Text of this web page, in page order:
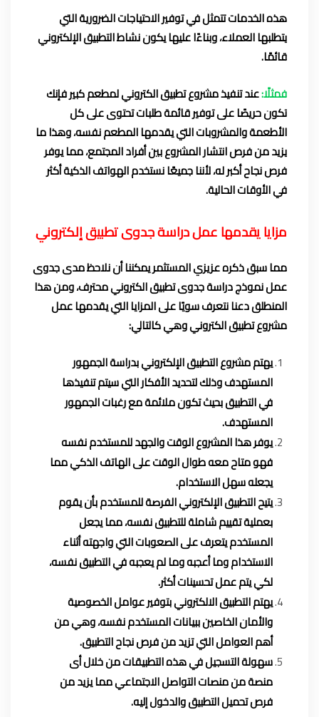
هذه الخدمات تتمثل في توفير الاحتياجات الضرورية التي
يتطلبها العملاء، وبناءًا عليها يكون نشاط التطبيق الإلكتروني
قائمًا.
فمثلًا:عند تنفيذ مشروع تطبيق الكتروني لمطعم كبير فإنك
تكون حريصًا على توفير قائمة طلبات تحتوى على كل
الأطعمة والمشروبات التي يقدمها المطعم نفسه، وهذا ما
يزيد من فرص انتشار المشروع بين أفراد المجتمع، مما يوفر
فرص نجاح أكبر له، لأننا جميعًا نستخدم الهواتف الذكية أكثر
في الأوقات الحالية.
مزايا يقدمها عمل دراسة جدوى تطبيق إلكتروني
مما سبق ذكره عزيزي المستثمر يمكننا أن نلاحظ مدى جدوى
عمل نموذج دراسة جدوى تطبيق الكتروني محترف، ومن هذا
المنطلق دعنا نتعرف سويًا على المزايا التي يقدمها عمل
مشروع تطبيق الكتروني وهي كالتالي:
يهتم مشروع التطبيق الإلكتروني بدراسة الجمهور
المستهدف وذلك لتحديد الأفكار التي سيتم تنفيذها
في التطبيق بحيث تكون ملائمة مع رغبات الجمهور
المستهدف.
يوفر هذا المشروع الوقت والجهد للمستخدم نفسه
فهو متاح معه طوال الوقت على الهاتف الذكي مما
يجعله سهل الاستخدام.
يتيح التطبيق الإلكتروني الفرصة للمستخدم بأن يقوم
بعملية تقييم شاملة للتطبيق نفسه، مما يجعل
المستخدم يتعرف على الصعوبات التي واجهته أثناء
الاستخدام وما أعجبه وما لم يعجبه في التطبيق نفسه،
لكي يتم عمل تحسينات أكثر.
يهتم التطبيق الالكتروني بتوفير عوامل الخصوصية
والأمان الخاصين ببيانات المستخدم نفسه، وهي من
أهم العوامل التي تزيد من فرص نجاح التطبيق.
سهولة التسجيل في هذه التطبيقات من خلال أى
منصة من منصات التواصل الاجتماعي مما يزيد من
فرص تحميل التطبيق والدخول إليه.